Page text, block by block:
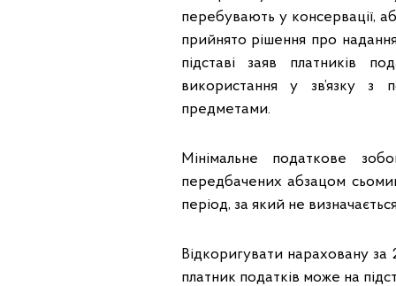
перебувають у консервації,
прийнято рішення про
підставі заяв платників
використання у зв’язку з
предметами.
Мінімальне податкове
передбачених абзацом
період, за який не
Відкоригувати нараховану за
платник податків може на